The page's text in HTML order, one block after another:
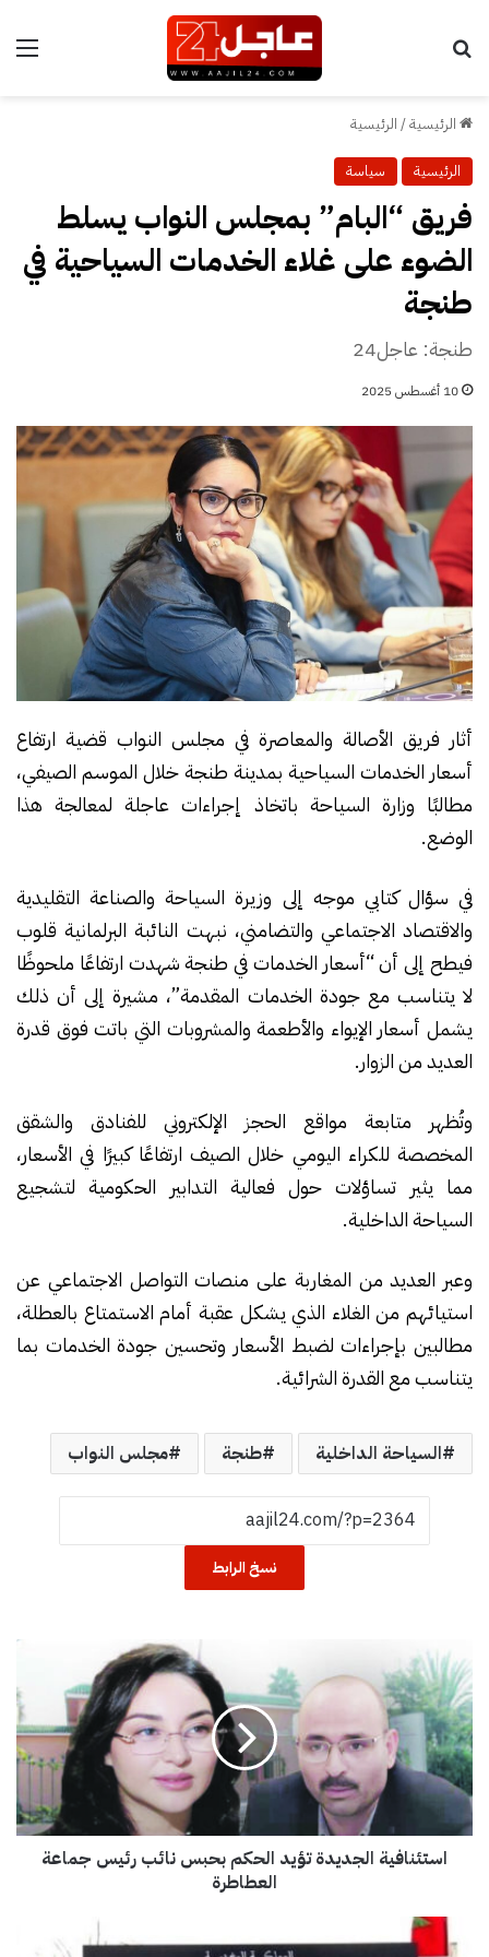
الرئيسية/ الرئيسية
الرئيسية سياسة
فريق “البام” بمجلس النواب يسلط
الضوء على غلاء الخدمات السياحية في
طنجة
طنجة: عاجل24
10 أغسطس 2025
أثار فريق الأصالة والمعاصرة في مجلس النواب قضية ارتفاع
أسعار الخدمات السياحية بمدينة طنجة خلال الموسم الصيفي،
مطالبًا وزارة السياحة باتخاذ إجراءات عاجلة لمعالجة هذا
الوضع.
في سؤال كتابي موجه إلى وزيرة السياحة والصناعة التقليدية
والاقتصاد الاجتماعي والتضامني، نبهت النائبة البرلمانية قلوب
فيطح إلى أن “أسعار الخدمات في طنجة شهدت ارتفاعًا ملحوظًا
لا يتناسب مع جودة الخدمات المقدمة”، مشيرة إلى أن ذلك
يشمل أسعار الإيواء والأطعمة والمشروبات التي باتت فوق قدرة
العديد من الزوار.
وتُظهر متابعة مواقع الحجز الإلكتروني للفنادق والشقق
المخصصة للكراء اليومي خلال الصيف ارتفاعًا كبيرًا في الأسعار،
مما يثير تساؤلات حول فعالية التدابير الحكومية لتشجيع
السياحة الداخلية.
وعبر العديد من المغاربة على منصات التواصل الاجتماعي عن
استيائهم من الغلاء الذي يشكل عقبة أمام الاستمتاع بالعطلة،
مطالبين بإجراءات لضبط الأسعار وتحسين جودة الخدمات بما
يتناسب مع القدرة الشرائية.
السياحة الداخلية طنجة مجلس النواب
نسخ الرابط
س
ت
ئ
ن
ا
ف
ي
ة
استئنافية الجديدة تؤيد الحكم بحبس نائب رئيس جماعة
العطاطرة